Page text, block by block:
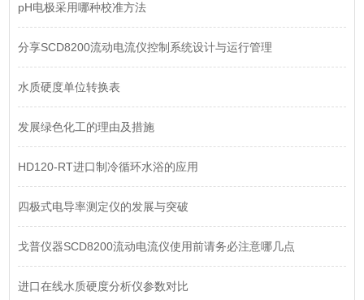
pH电极采用哪种校准方法
分享SCD8200流动电流仪控制系统设计与运行管理
水质硬度单位转换表
发展绿色化工的理由及措施
HD120-RT进口制冷循环水浴的应用
四极式电导率测定仪的发展与突破
戈普仪器SCD8200流动电流仪使用前请务必注意哪几点
进口在线水质硬度分析仪参数对比